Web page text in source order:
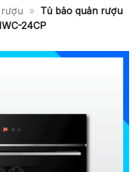
» Tủ bảo quản rượu
24CP